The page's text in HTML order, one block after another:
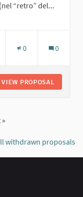
“retro” del...
0 0
VIEW PROPOSAL
withdrawn proposals